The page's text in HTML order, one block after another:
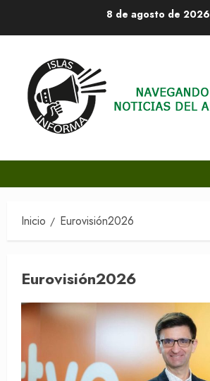
8 de agosto de 2026
Inicio Eurovisión2026
Eurovisión2026